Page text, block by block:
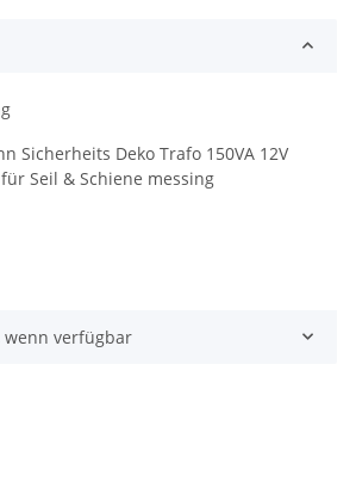
Sicherheits Deko Trafo 150VA 12V
für Seil & Schiene messing
wenn verfügbar